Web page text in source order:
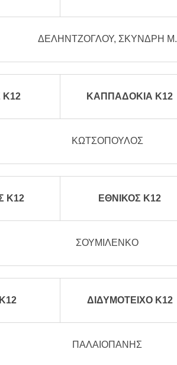
ΔΕΛΗΝΤΖΟΓΛΟΥ, ΣΚΥΝΔΡΗ Μ.
Κ12 ΚΑΠΠΑΔΟΚΙΑ Κ12
ΚΩΤΣΟΠΟΥΛΟΣ
Κ12 ΕΘΝΙΚΟΣ Κ12
ΣΟΥΜΙΛΕΝΚΟ
ΔΙΔΥΜΟΤΕΙΧΟ Κ12
ΠΑΛΑΙΟΠΑΝΗΣ